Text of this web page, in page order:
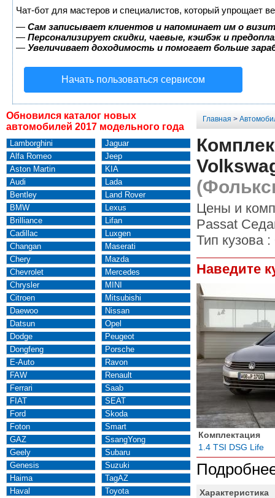
Чат-бот для мастеров и специалистов, который упрощает
— Сам записывает клиентов и напоминает им о
— Персонализирует скидки, чаевые, кэшбэк и
— Увеличивает доходимость и помогает больше
Начать пользоваться сервисом
Обновился каталог новых
автомобилей 2017 модельного года
Lamborghini
Alfa Romeo
Aston Martin
Audi
Bentley
BMW
Brilliance
Cadillac
Changan
Chery
Chevrolet
Chrysler
Citroen
Daewoo
Datsun
Dodge
Dongfeng
E-Auto
FAW
Ferrari
FIAT
Ford
Foton
GAZ
Geely
Genesis
Haima
Haval
Jaguar
Jeep
KIA
Lada
Land Rover
Lexus
Lifan
Luxgen
Maserati
Mazda
Mercedes
MINI
Mitsubishi
Nissan
Opel
Peugeot
Porsche
Ravon
Renault
Saab
SEAT
Skoda
Smart
SsangYong
Subaru
Suzuki
TagAZ
Toyota
Главная >
Цены и
Passat
Тип кузова :
Наведите
Комплектация
1.4 TSI DSG Life
Характеристика